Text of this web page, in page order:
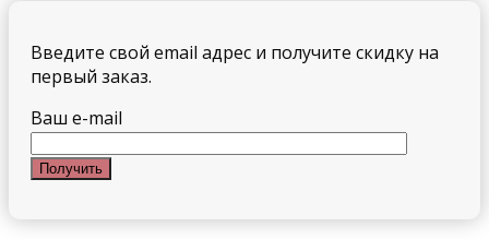
Введите свой email адрес и получите скидку на
первый заказ.
Ваш e-mail